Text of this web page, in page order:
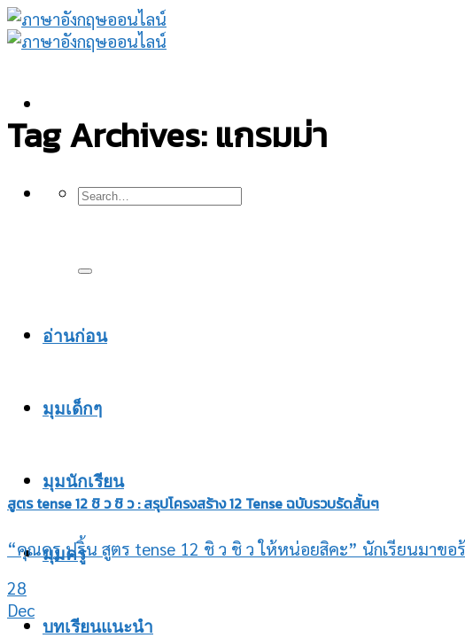
Skip
to
อ่านก่อน
มุมเด็กๆ
มุมนักเรียน
มุมครู
บทเรียนแนะนำ
Tag Archives:แกรมม่า
สูตร tense 12 ชิ ว ชิ ว : สรุปโครงสร้าง 12 Tense ฉบับรวบรัดสั้นๆ
“คุณครู ปริ้น สูตร tense 12 ชิ ว ชิ ว ให้หน่อยสิคะ” นักเรียนมาข
28
Dec